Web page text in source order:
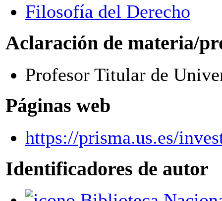
Filosofía del Derecho
Aclaración de materia/
Profesor Titular de
Páginas web
https://prisma.us.es/
Identificadores de autor